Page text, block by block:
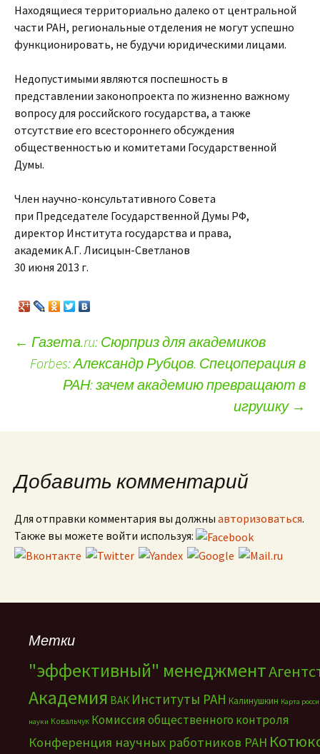
Находящиеся территориально далеко от центральной
части РАН, региональные отделения не могут успешно
функционировать, не будучи юридическими лицами.
Недопустимыми являются поспешность в
представлении законопроекта по жизненно важному
вопросу для российского государства, а также
отсутствие его всестороннего обсуждения
общественностью и комитетами Государственной
Думы.
Член научно-консультативного Совета
при Председателе Государственной Думы РФ,
директор Института государства и права,
академик А.Г. Лисицын-Светланов
30 июня 2013 г.
Навигация по записям
← Газета.ru: Сюрприз для академиков
Forbes: Александр Рубцов. Спецоперация в
РАН: зачем академию превращают в
игрушку →
Добавить комментарий
Для отправки комментария вы должны авторизоваться.
Также вы можете войти используя:
Метки
"эффективный" менеджмент
Академия ВАК Институты РАН Калинушкин Карта
науки Ковальчук Комиссия общественного контроля
Конференция научных работников РАН